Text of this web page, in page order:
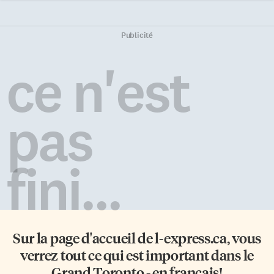
Publicité
ce n'est
pas
fini...
Sur la page d'accueil del-express.ca, vous
verrez tout ce qui est important dans le